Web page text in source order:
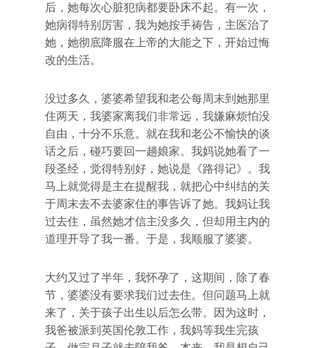
后，她每次心脏犯病都要卧床不起。有一次，
她病得特别厉害，我为她按手祷告，主医治了
她，她彻底降服在上帝的大能之下，开始过悔
改的生活。
没过多久，婆婆希望我和老公每周末到她那里
住两天，我婆家离我们非常远，我嫌麻烦怕没
自由，十分不乐意。就在我和老公不愉快的谈
话之后，碰巧要回一趟娘家。我妈说她看了一
段圣经，觉得特别好，她说是《路得记》。我
马上就觉得是主在提醒我，就把心中纠结的关
于周末去不去婆家住的事告诉了她。我妈让我
过去住，虽然她才信主没多久，但却用主内的
道理开导了我一番。于是，我顺服了婆婆。
大约又过了半年，我怀孕了，这期间，除了春
节，婆婆没有要求我们过去住。但问题马上就
来了，关于孩子出生以后怎么带。因为这时，
我爸被派到英国伦敦工作，我妈等我生完孩